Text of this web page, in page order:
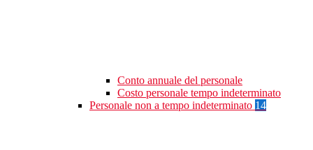
Conto annuale del personale
Costo personale tempo indeterminato
Personale non a tempo indeterminato 14